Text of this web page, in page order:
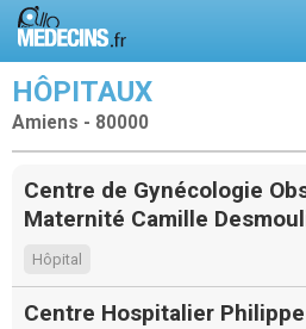
HÔPITAUX
Amiens - 80000
Centre de Gynécologie
Maternité Camille
Hôpital
Centre Hospitalier